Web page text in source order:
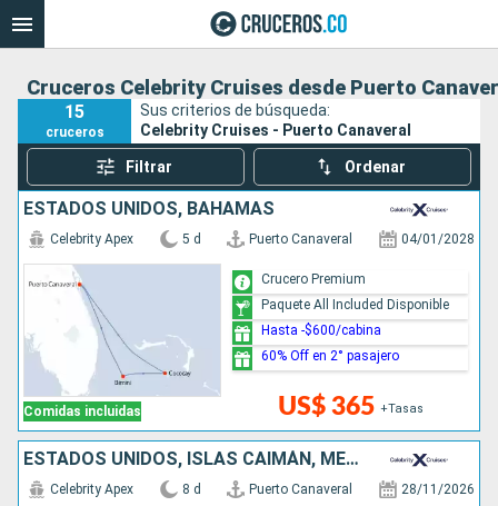
Cruceros Celebrity Cruises desde Puerto
15
cruceros
Sus criterios de búsqueda:
Celebrity Cruises - Puerto Canaveral
Filtrar Ordenar
ESTADOS UNIDOS, BAHAMAS
Comidas incluidas
Celebrity Apex 5 d Puerto Canaveral 04/01/2028
US$ 365 +Tasas
Crucero Premium
Paquete All Included Disponible
Hasta -$600/cabina
60% Off en 2° pasajero
ESTADOS UNIDOS, ISLAS CAIMÁN, MÉXICO
Celebrity Apex 8 d Puerto Canaveral 28/11/2026